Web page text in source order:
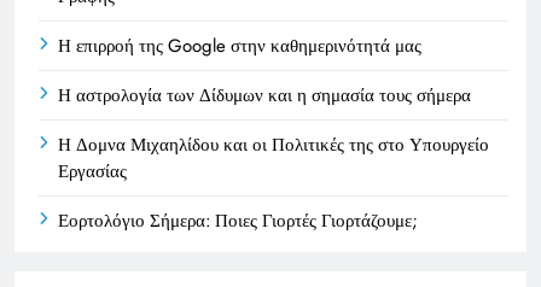
Η επιρροή της Google στην καθημερινότητά μας
Η αστρολογία των Δίδυμων και η σημασία τους σήμερα
Η Δομνα Μιχαηλίδου και οι Πολιτικές της στο Υπουργείο
Εργασίας
Εορτολόγιο Σήμερα: Ποιες Γιορτές Γιορτάζουμε;